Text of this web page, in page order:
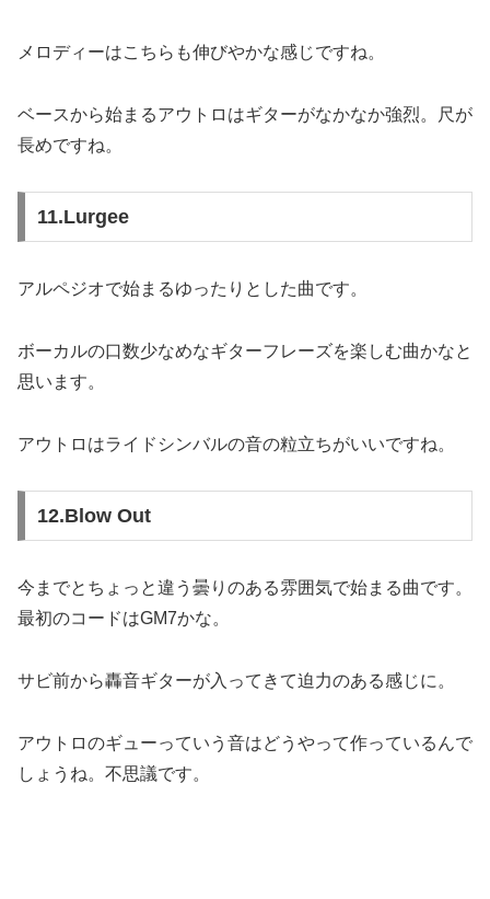
メロディーはこちらも伸びやかな感じですね。
ベースから始まるアウトロはギターがなかなか強烈。尺が
長めですね。
11.Lurgee
アルペジオで始まるゆったりとした曲です。
ボーカルの口数少なめなギターフレーズを楽しむ曲かなと
思います。
アウトロはライドシンバルの音の粒立ちがいいですね。
12.Blow Out
今までとちょっと違う曇りのある雰囲気で始まる曲です。
最初のコードはGM7かな。
サビ前から轟音ギターが入ってきて迫力のある感じに。
アウトロのギューっていう音はどうやって作っているんで
しょうね。不思議です。